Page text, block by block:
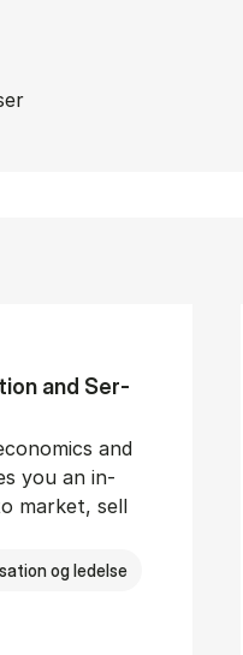
and Ser­
and
you an in-
market, sell
og ledelse